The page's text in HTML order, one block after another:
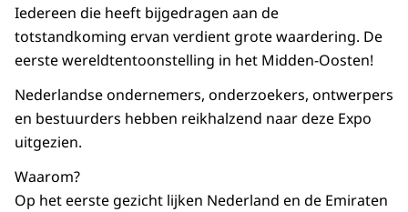
Iedereen die heeft bijgedragen aan de
totstandkoming ervan verdient grote waardering. De
eerste wereldtentoonstelling in het Midden-Oosten!
Nederlandse ondernemers, onderzoekers, ontwerpers
en bestuurders hebben reikhalzend naar deze Expo
uitgezien.
Waarom?
Op het eerste gezicht lijken Nederland en de Emiraten